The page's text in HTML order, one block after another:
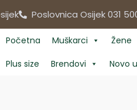
Poslovnica Osijek 031
Početna Muškarci Žene
Plus size
Brendovi Novo